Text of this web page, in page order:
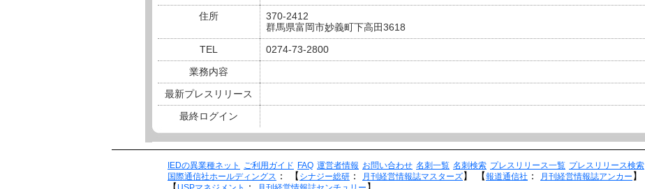
住所
370-2412
群馬県富岡市妙義町下高田3618
TEL
0274-73-2800
業務内容
最新プレスリリース
最終ログイン
IEDの異業種ネット ご利用ガイド FAQ 運営者情報 お問い合わせ 名刺一覧 名刺検索 プレスリリース一覧 プレスリリース検索
国際通信社ホールディングス ： 【 シナジー総研 ： 月刊経営情報誌マスターズ】 【報道通信社 ： 月刊経営情報誌アンカー 】